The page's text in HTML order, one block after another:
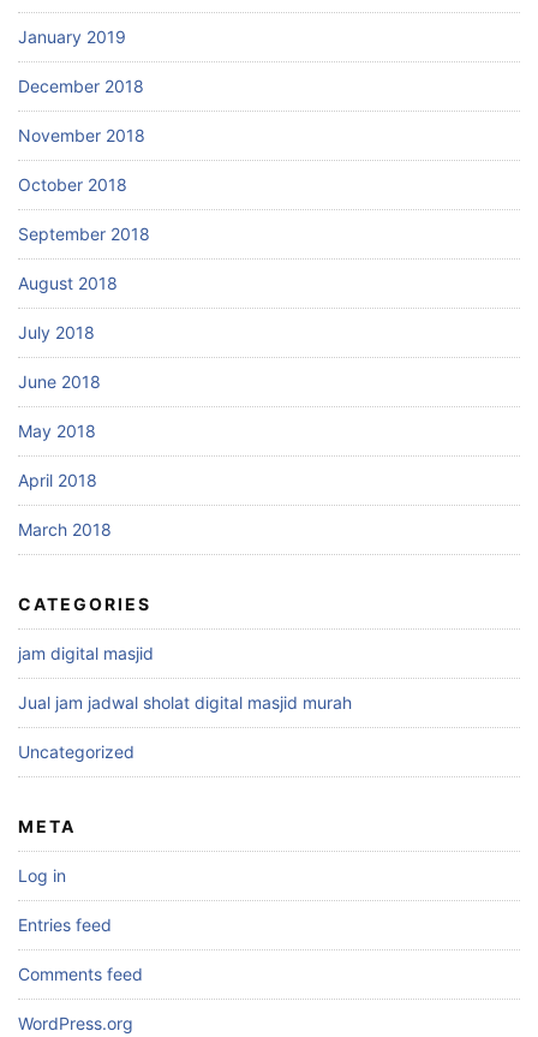
January 2019
December 2018
November 2018
October 2018
September 2018
August 2018
July 2018
June 2018
May 2018
April 2018
March 2018
CATEGORIES
jam digital masjid
Jual jam jadwal sholat digital masjid murah
Uncategorized
META
Log in
Entries feed
Comments feed
WordPress.org